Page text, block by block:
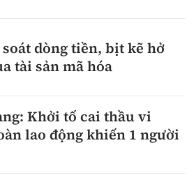
dòng tiền, bịt kẽ hở
tài sản mã hóa
Khởi tố cai thầu vi
lao động khiến 1 người